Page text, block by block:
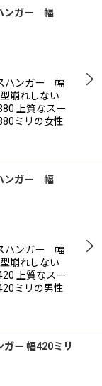
ンガー 幅
ハンガー 幅
崩れしない
上質なスー
ミリの女性
ンガー 幅
ハンガー 幅
崩れしない
上質なスー
ミリの男性
ー 幅420ミリ